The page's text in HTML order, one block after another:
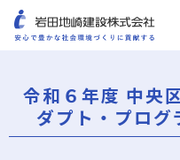
企業情報
ごあいさつ
ミッション・ビジョン・
会社概要
組織図
役員一覧
沿革
岩田地崎の歴史
事業所一覧
関連会社
プレスリリース
財務情報
岩田地崎建設のCM
3分でわかる岩田地崎建設
令和６年度 中央
ダプト・プログ